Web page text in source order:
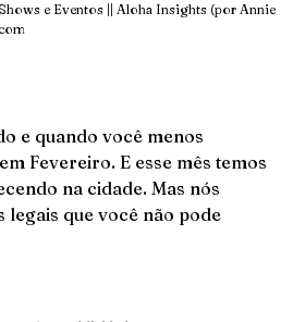
e Eventos || Aloha Insights (por Annie
e quando você menos
Fevereiro. E esse mês temos
na cidade. Mas nós
legais que você não pode